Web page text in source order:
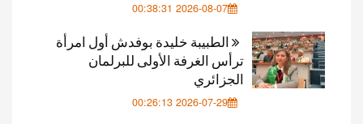
2026-08-07 00:38:31
الطبيبة خليدة بوفدش أول امرأة
ترأس الغرفة الأولى للبرلمان
الجزائري
2026-07-29 00:26:13